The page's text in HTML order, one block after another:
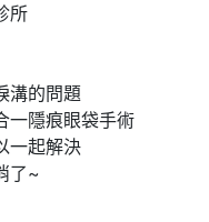
所
溝的問題
一隱痕眼袋手術
一起解決
了~